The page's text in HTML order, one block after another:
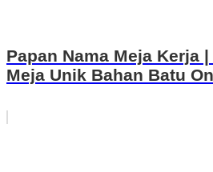
Papan Nama Meja Kerja
Meja Unik Bahan Batu